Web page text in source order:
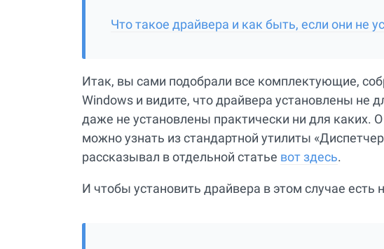
Что такое драйвера и как быть, если они не
Итак, вы сами подобрали все комплектующие,
Windows и видите, что драйвера установлены не
даже не установлены практически ни для каких.
можно узнать из стандартной утилиты
рассказывал в отдельной статье вот здесь.
И чтобы установить драйвера в этом случае есть